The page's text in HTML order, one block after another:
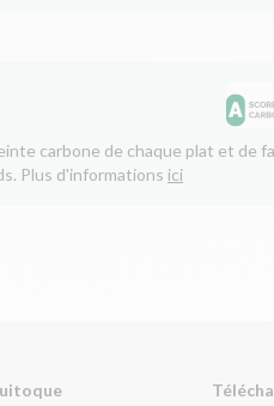
carbone de chaque plat et de
Plus d'informations ici